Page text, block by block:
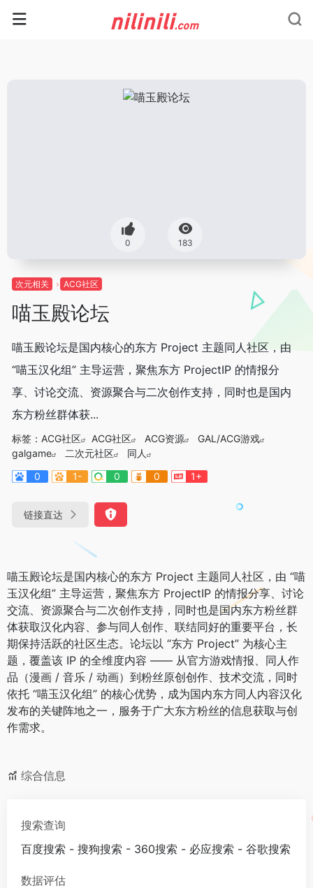
0 183
次元相关 ACG社区
喵玉殿论坛
喵玉殿论坛是国内核心的东方 Project 主题同人社区，由
“喵玉汉化组” 主导运营，聚焦东方 ProjectIP 的情报分
享、讨论交流、资源聚合与二次创作支持，同时也是国内
东方粉丝群体获...
标签： ACG社区 ACG社区 ACG资源
GAL/ACG游戏
galgame
二次元社区
同人
0
1- 0 0 1+
链接直达
喵玉殿论坛是国内核心的东方 Project 主题同人社区，由 “喵
玉汉化组” 主导运营，聚焦东方 ProjectIP 的情报分享、讨论
交流、资源聚合与二次创作支持，同时也是国内东方粉丝群
体获取汉化内容、参与同人创作、联结同好的重要平台，长
期保持活跃的社区生态。论坛以 “东方 Project” 为核心主
题，覆盖该 IP 的全维度内容 —— 从官方游戏情报、同人作
品（漫画 / 音乐 / 动画）到粉丝原创创作、技术交流，同时
依托 “喵玉汉化组” 的核心优势，成为国内东方同人内容汉化
发布的关键阵地之一，服务于广大东方粉丝的信息获取与创
作需求。
综合信息
搜索查询
百度搜索 - 搜狗搜索 - 360搜索 - 必应搜索 - 谷歌搜索
数据评估